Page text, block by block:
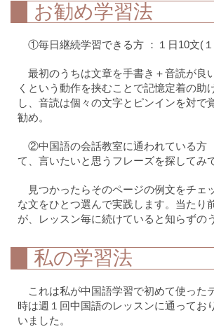
お勧め学習法
①毎日継続学習できる方 ：１日10文(１
最初のうちは文章を手書き＋音読が良
くという動作を挟むことで記憶定着の助
し、音読は個々の文字とピンインを対で
勧め。
②中国語の会話教室に通われている方
て、言いたいと思うフレーズを探してみ
見つかったらそのページの例文をチェ
な文をひとつ選んで実践します。当たり
が、レッスン毎に続けていると知らずの
私の学習法
これは私が中国語学習で初めて使った
時は週１回中国語のレッスンに通ってお
いました。